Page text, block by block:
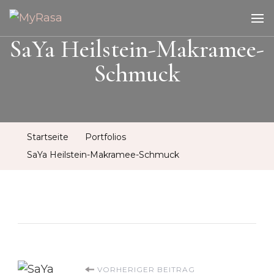
MyRasa
Illustration & Design
SaYa Heilstein-Makramee-
Schmuck
Startseite
Portfolios
SaYa Heilstein-Makramee-Schmuck
VORHERIGER BEITRAG